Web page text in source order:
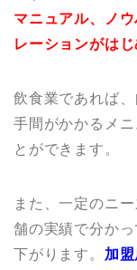
マニュアル、ノ
レーションがは
飲食業であれば
手間がかかるメ
とができます。
また、一定のニ
舗の実績で分か
下がります。 加